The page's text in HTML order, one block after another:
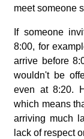
meet someone
If someone
8:00, for
arrive before
wouldn't be
even at 8:20.
which means
arriving much
lack of respect